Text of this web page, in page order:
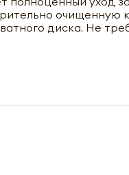
очищенную
диска. Не